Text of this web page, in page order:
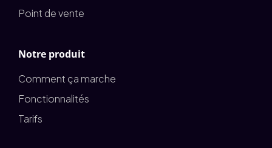
Point de vente
Notre produit
Comment ça marche
Fonctionnalités
Tarifs